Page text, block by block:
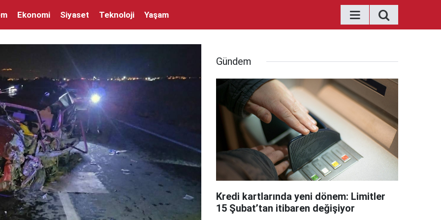
Ekonomi Siyaset Teknoloji Yaşam
Gündem
Kredi kartlarında yeni dönem: Limitler
15 Şubat’tan itibaren değişiyor